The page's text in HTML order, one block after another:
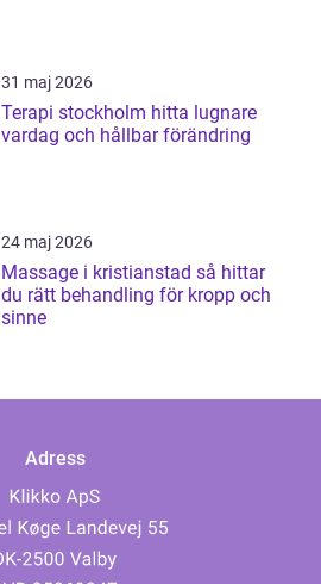
31 maj 2026
Terapi stockholm hitta lugnare
vardag och hållbar förändring
24 maj 2026
Massage i kristianstad så hittar
du rätt behandling för kropp och
sinne
Adress